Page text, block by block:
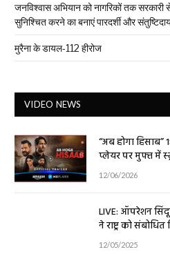
जनविश्वास अभियान को नागरिकों तक
सुनिश्चित करने का बनाएं पारदर्शी और
मुरैना के डायल-112 हीरोज
VIDEO NEWS
“अब होगा
प्लेयर पर मुफ्त में
12/06/2026
LIVE: ऑपरेशन
ने राष्ट्र को
12/05/2025